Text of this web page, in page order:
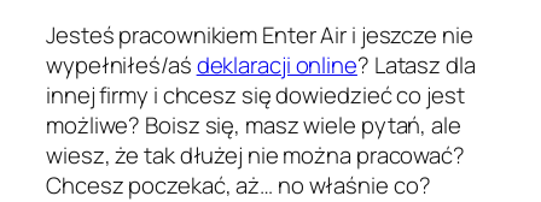
Jesteś pracownikiem Enter Air i jeszcze nie
wypełniłeś/aśdeklaracji online? Latasz dla
innej firmy i chcesz się dowiedzieć co jest
możliwe? Boisz się, masz wiele pytań, ale
wiesz, że tak dłużej nie można pracować?
Chcesz poczekać, aż… no właśnie co?